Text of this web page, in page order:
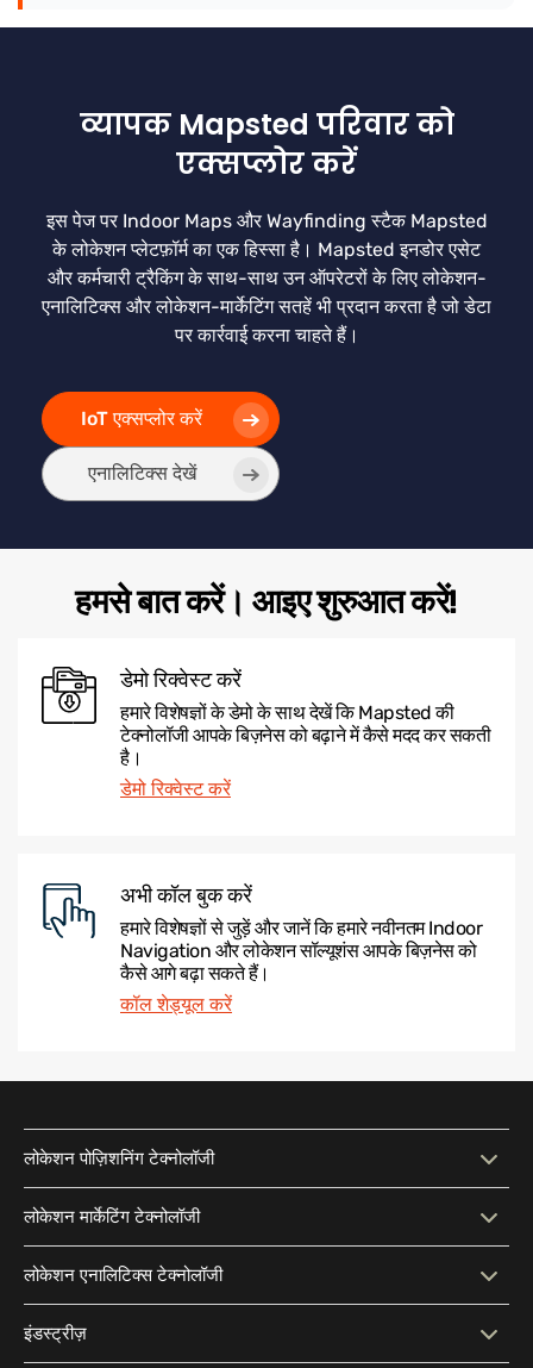
व्यापक Mapsted परिवार को
एक्सप्लोर करें
इस पेज पर Indoor Maps और Wayfinding स्टैक Mapsted
के लोकेशन प्लेटफ़ॉर्म का एक हिस्सा है। Mapsted इनडोर एसेट
और कर्मचारी ट्रैकिंग के साथ-साथ उन ऑपरेटरों के लिए लोकेशन-
एनालिटिक्स और लोकेशन-मार्केटिंग सतहें भी प्रदान करता है जो डेटा
पर कार्रवाई करना चाहते हैं।
IoT एक्सप्लोर करें
एनालिटिक्स देखें
हमसे बात करें। आइए शुरुआत करें!
डेमो रिक्वेस्ट करें
हमारे विशेषज्ञों के डेमो के साथ देखें कि Mapsted की
टेक्नोलॉजी आपके बिज़नेस को बढ़ाने में कैसे मदद कर सकती
है।
डेमो रिक्वेस्ट करें
अभी कॉल बुक करें
हमारे विशेषज्ञों से जुड़ें और जानें कि हमारे नवीनतम Indoor
Navigation और लोकेशन सॉल्यूशंस आपके बिज़नेस को
कैसे आगे बढ़ा सकते हैं।
कॉल शेड्यूल करें
लोकेशन पोज़िशनिंग टेक्नोलॉजी
लोकेशन पोज़िशनिंग टेक्नोलॉजी
Wayfinding एक्सेसिबिलिटी
लोकेशन शेयरिंग
लोकेशन मार्केटिंग टेक्नोलॉजी
लोकेशन मार्केटिंग टेक्नोलॉजी
मार्केटिंग CRM सॉफ़्टवेयर जियोफ़ेंसिंग
लोकेशन एनालिटिक्स टेक्नोलॉजी
लोकेशन एनालिटिक्स टेक्नोलॉजी
इंडस्ट्रीज़